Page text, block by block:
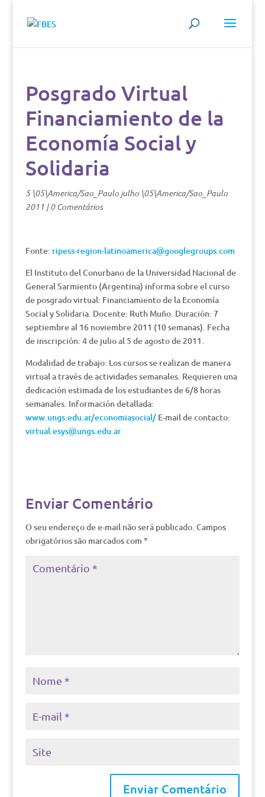
Posgrado Virtual
Financiamiento de la
Economía Social y
Solidaria
5 \05\America/Sao_Paulo julho \05\America/Sao_Paulo
2011|0 Comentários
Fonte: ripess-region-latinoamerica@googlegroups.com
El Instituto del Conurbano de la Universidad Nacional de
General Sarmiento (Argentina) informa sobre el curso
de posgrado virtual: Financiamiento de la Economía
Social y Solidaria. Docente: Ruth Muño. Duración: 7
septiembre al 16 noviembre 2011 (10 semanas). Fecha
de inscripción: 4 de julio al 5 de agosto de 2011.
Modalidad de trabajo: Los cursos se realizan de manera
virtual a través de actividades semanales. Requieren una
dedicación estimada de los estudiantes de 6/8 horas
semanales. Información detallada:
www.ungs.edu.ar/economiasocial/E-mail de contacto:
virtual.esys@ungs.edu.ar
Enviar Comentário
O seu endereço de e-mail não será publicado. Campos
obrigatórios são marcados com *